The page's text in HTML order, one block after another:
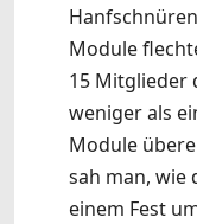
Module
15 Mitglieder
weniger als
Module
sah man, wie
einem Fest